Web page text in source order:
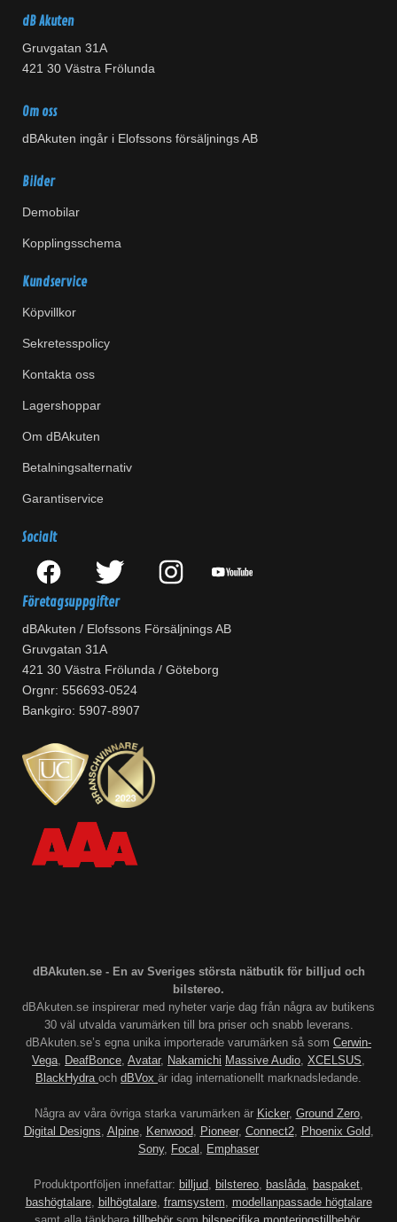
dB Akuten
Gruvgatan 31A
421 30 Västra Frölunda
Om oss
dBAkuten ingår i Elofssons försäljnings AB
Bilder
Demobilar
Kopplingsschema
Kundservice
Köpvillkor
Sekretesspolicy
Kontakta oss
Lagershoppar
Om dBAkuten
Betalningsalternativ
Garantiservice
Socialt
Företagsuppgifter
dBAkuten / Elofssons Försäljnings AB
Gruvgatan 31A
421 30 Västra Frölunda / Göteborg
Orgnr: 556693-0524
Bankgiro: 5907-8907
dBAkuten.se - En av Sveriges största nätbutik för billjud och
bilstereo.
dBAkuten.se inspirerar med nyheter varje dag från några av butikens
30 väl utvalda varumärken till bra priser och snabb leverans.
dBAkuten.se’s egna unika importerade varumärken så som Cerwin-
Vega, DeafBonce, Avatar, Nakamichi Massive Audio, XCELSUS,
BlackHydra och dBVox är idag internationellt marknadsledande.
Några av våra övriga starka varumärken är Kicker, Ground Zero,
Digital Designs, Alpine, Kenwood, Pioneer, Connect2, Phoenix Gold,
Sony, Focal , Emphaser
Produktportföljen innefattar: billjud, bilstereo, baslåda, baspaket,
bashögtalare, bilhögtalare, framsystem, modellanpassade högtalare